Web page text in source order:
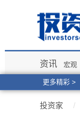
更多精彩 >
资讯 宏观
投资家 /